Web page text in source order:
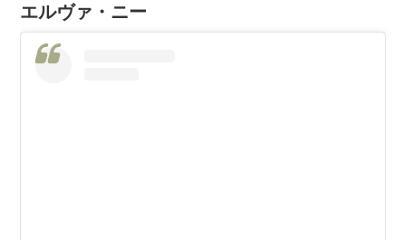
エルヴァ・ニー